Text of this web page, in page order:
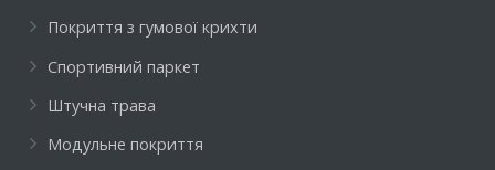
Покриття з гумової крихти
Спортивний паркет
Штучна трава
Модульне покриття